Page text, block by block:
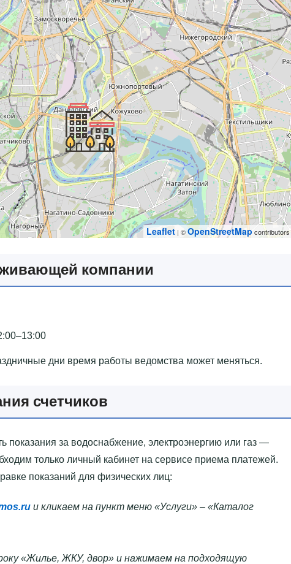
Leaflet | ©OpenStreetMap contributors
компании
дни время работы ведомства может меняться.
счетчиков
показания за водоснабжение, электроэнергию или газ —
только личный кабинет на сервисе приема платежей.
показаний для физических лиц:
и кликаем на пункт меню «Услуги» – «Каталог
«Жилье, ЖКУ, двор» и нажимаем на подходящую